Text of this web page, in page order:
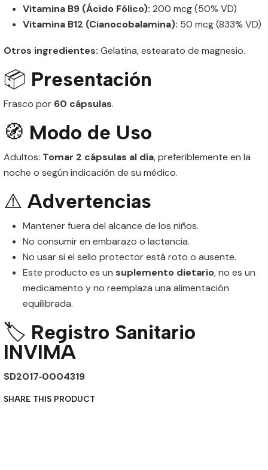
Vitamina B9 (Ácido Fólico): 200 mcg (50% VD)
Vitamina B12 (Cianocobalamina): 50 mcg (833% VD)
Otros ingredientes: Gelatina, estearato de magnesio.
📦 Presentación
Frasco por 60 cápsulas.
🧭 Modo de Uso
Adultos: Tomar 2 cápsulas al día, preferiblemente en la
noche o según indicación de su médico.
⚠️ Advertencias
Mantener fuera del alcance de los niños.
No consumir en embarazo o lactancia.
No usar si el sello protector está roto o ausente.
Este producto es un suplemento dietario, no es un
medicamento y no reemplaza una alimentación
equilibrada.
🏷️ Registro Sanitario
INVIMA
SD2017‑0004319
SHARE THIS PRODUCT